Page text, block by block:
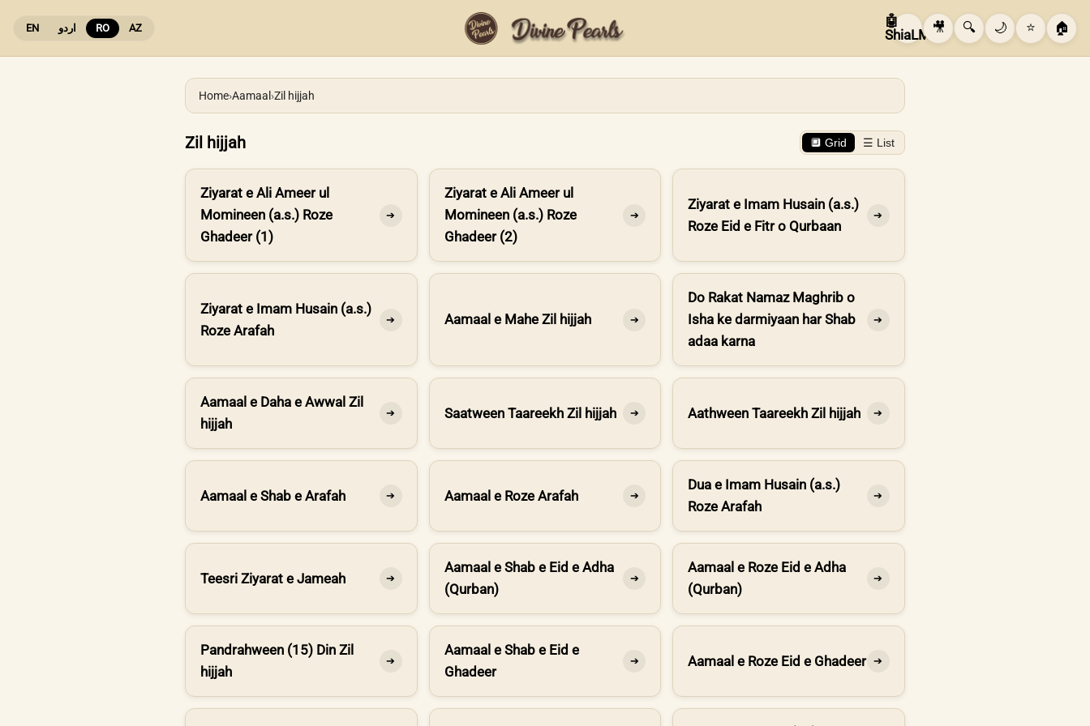
EN اردو RO AZ
🤖
ShiaLM 🎥 🔍 🌙 ⭐ 🏠
Home›Aamaal ›Zil hijjah
Zil hijjah 🔲 Grid ☰ List
Ziyarat e Ali Ameer ul
Momineen (a.s.) Roze
Ghadeer (1)
➔
Ziyarat e Ali Ameer ul
Momineen (a.s.) Roze
Ghadeer (2)
➔
Ziyarat e Imam Husain (a.s.)
Roze Eid e Fitr o Qurbaan
➔
Ziyarat e Imam Husain (a.s.)
Roze Arafah
➔ Aamaal e Mahe Zil hijjah ➔
Do Rakat Namaz Maghrib o
Isha ke darmiyaan har Shab
adaa karna
➔
Aamaal e Daha e Awwal Zil
hijjah
➔ Saatween Taareekh Zil hijjah ➔ Aathween Taareekh Zil hijjah ➔
Aamaal e Shab e Arafah ➔ Aamaal e Roze Arafah ➔
Dua e Imam Husain (a.s.)
Roze Arafah
➔
Teesri Ziyarat e Jameah ➔
Aamaal e Shab e Eid e Adha
(Qurban)
➔
Aamaal e Roze Eid e Adha
(Qurban)
➔
Pandrahween (15) Din Zil
hijjah
➔
Aamaal e Shab e Eid e
Ghadeer
➔ Aamaal e Roze Eid e Ghadeer ➔